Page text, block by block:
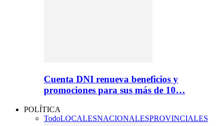
Cuenta DNI renueva beneficios y
promociones para sus más de 10…
POLÍTICA
TodoLOCALESNACIONALESPROVINCIALES